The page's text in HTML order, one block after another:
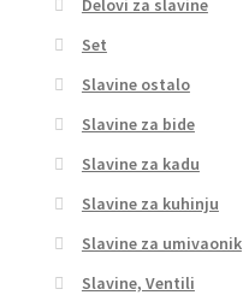
Set
Slavine ostalo
Slavine za bide
Slavine za kadu
Slavine za kuhinju
Slavine za umivaonik
Slavine, Ventili